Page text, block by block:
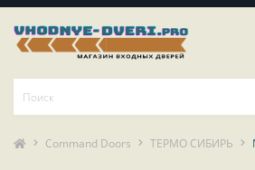
Command Doors ТЕРМО СИБИРЬ